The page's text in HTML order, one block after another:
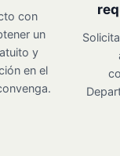
con
un
y
en el